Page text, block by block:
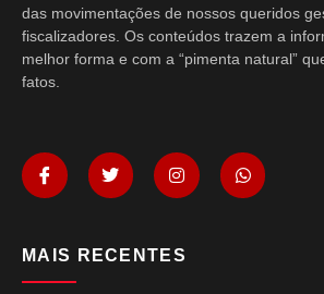
das movimentações de nossos queridos
fiscalizadores. Os conteúdos trazem a
melhor forma e com a “pimenta natural”
fatos.
MAIS RECENTES